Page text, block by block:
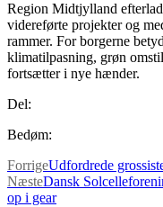
Region Midtjylland
videreførte projekter og
rammer. For borgerne
klimatilpasning, grøn
fortsætter i nye hænder.
Del:
Bedøm:
ForrigeUdfordrede
NæsteDansk
op i gear